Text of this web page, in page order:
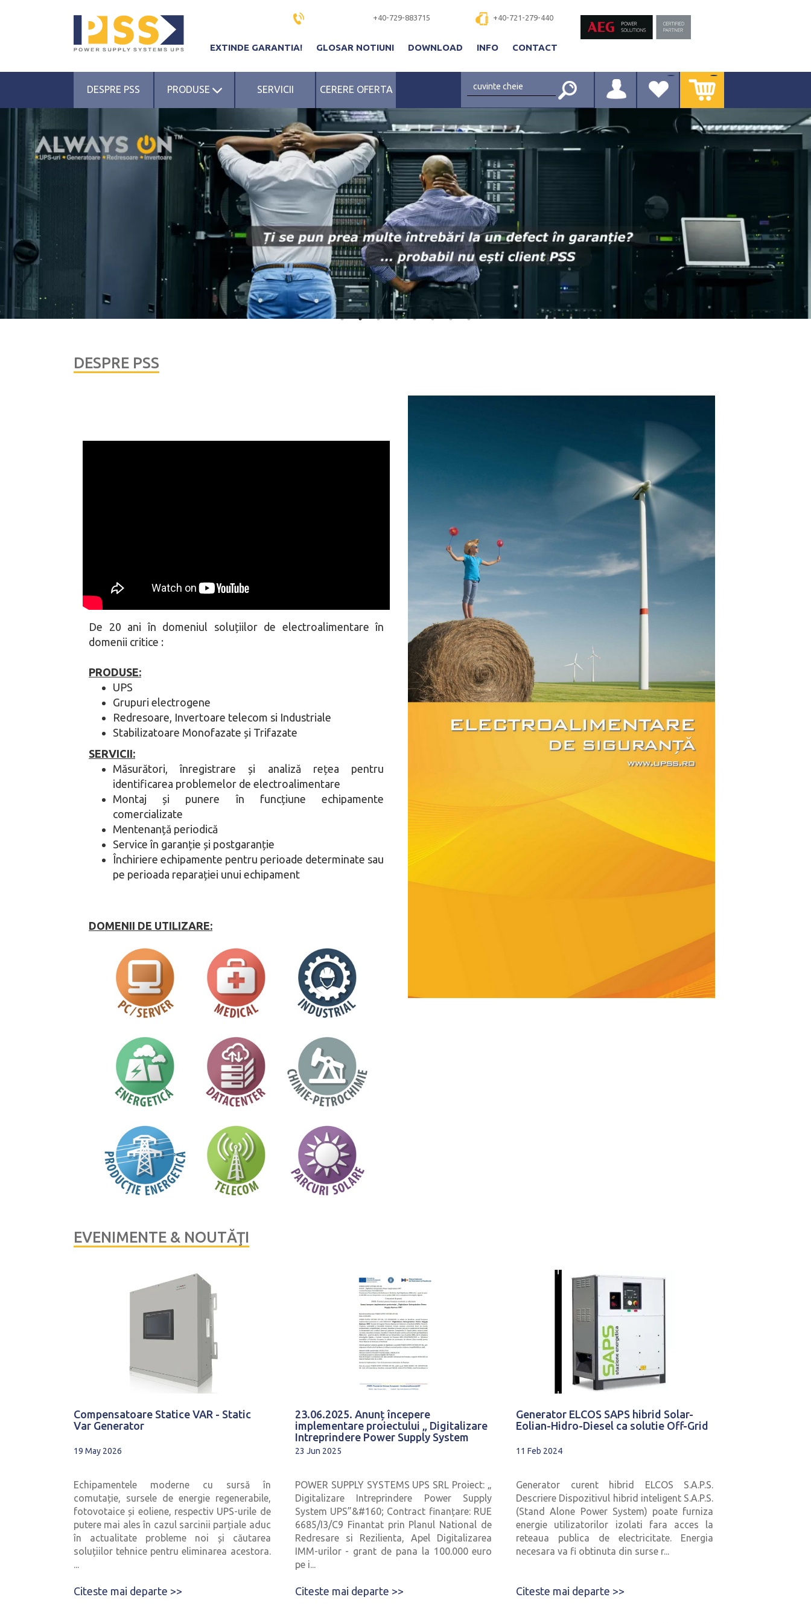
+40-729-883715 +40-721-279-440
EXTINDE GARANTIA! GLOSAR NOTIUNI DOWNLOAD INFO CONTACT
DESPRE PSS PRODUSE SERVICII CERERE OFERTA
DESPRE PSS
De 20 ani în domeniul soluțiilor de electroalimentare în
domenii critice :
PRODUSE:
UPS
Grupuri electrogene
Redresoare, Invertoare telecom si Industriale
Stabilizatoare Monofazate și Trifazate
SERVICII:
Măsurători, înregistrare și analiză rețea pentru
identificarea problemelor de electroalimentare
Montaj și punere în funcțiune echipamente
comercializate
Mentenanță periodică
Service în garanție și postgaranție
Închiriere echipamente pentru perioade determinate sau
pe perioada reparației unui echipament
DOMENII DE UTILIZARE:
EVENIMENTE & NOUTĂŢI
Compensatoare Statice VAR - Static
Var Generator
19 May 2026
Echipamentele moderne cu sursă în
comutație, sursele de energie regenerabile,
fotovotaice și eoliene, respectiv UPS-urile de
putere mai ales în cazul sarcinii parțiale aduc
în actualitate probleme noi și căutarea
soluțiilor tehnice pentru eliminarea acestora.
...
Citeste mai departe >>
23.06.2025. Anunț începere
implementare proiectului „ Digitalizare
Intreprindere Power Supply System
23 Jun 2025
POWER SUPPLY SYSTEMS UPS SRL Proiect: „
Digitalizare Intreprindere Power Supply
System UPS”&#160; Contract finanțare: RUE
6685/I3/C9 Finantat prin Planul National de
Redresare si Rezilienta, Apel Digitalizarea
IMM-urilor - grant de pana la 100.000 euro
pe i...
Citeste mai departe >>
Generator ELCOS SAPS hibrid Solar-
Eolian-Hidro-Diesel ca solutie Off-Grid
11 Feb 2024
Generator curent hibrid ELCOS S.A.P.S.
Descriere Dispozitivul hibrid inteligent S.A.P.S.
(Stand Alone Power System) poate furniza
energie utilizatorilor izolati fara acces la
reteaua publica de electricitate. Energia
necesara va fi obtinuta din surse r...
Citeste mai departe >>